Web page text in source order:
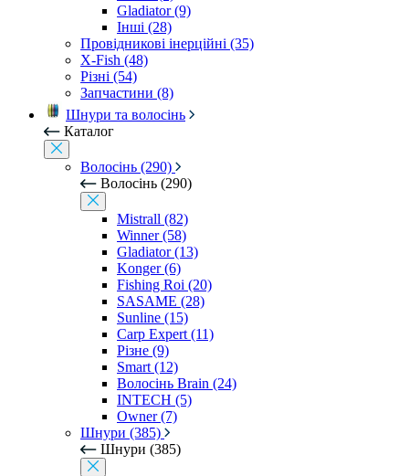
Gladiator (9)
Інші (28)
Провідникові інерційні (35)
X-Fish (48)
Різні (54)
Запчастини (8)
Шнури та волосінь
Каталог
Волосінь (290)
Волосінь (290)
Mistrall (82)
Winner (58)
Gladiator (13)
Konger (6)
Fishing Roi (20)
SASAME (28)
Sunline (15)
Carp Expert (11)
Різне (9)
Smart (12)
Волосінь Brain (24)
INTECH (5)
Owner (7)
Шнури (385)
Шнури (385)